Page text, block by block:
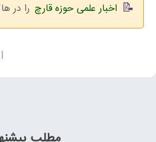
اخبار علمی حوزه قارچ را در